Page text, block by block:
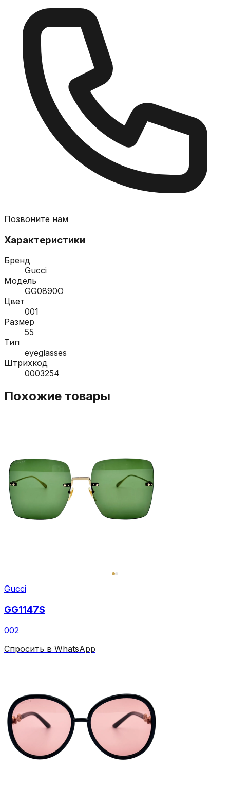
Позвоните нам
Характеристики
Бренд
Gucci
Модель
GG0890O
Цвет
001
Размер
55
Тип
eyeglasses
Штрихкод
0003254
Похожие товары
Gucci
GG1147S
002
Спросить в WhatsApp